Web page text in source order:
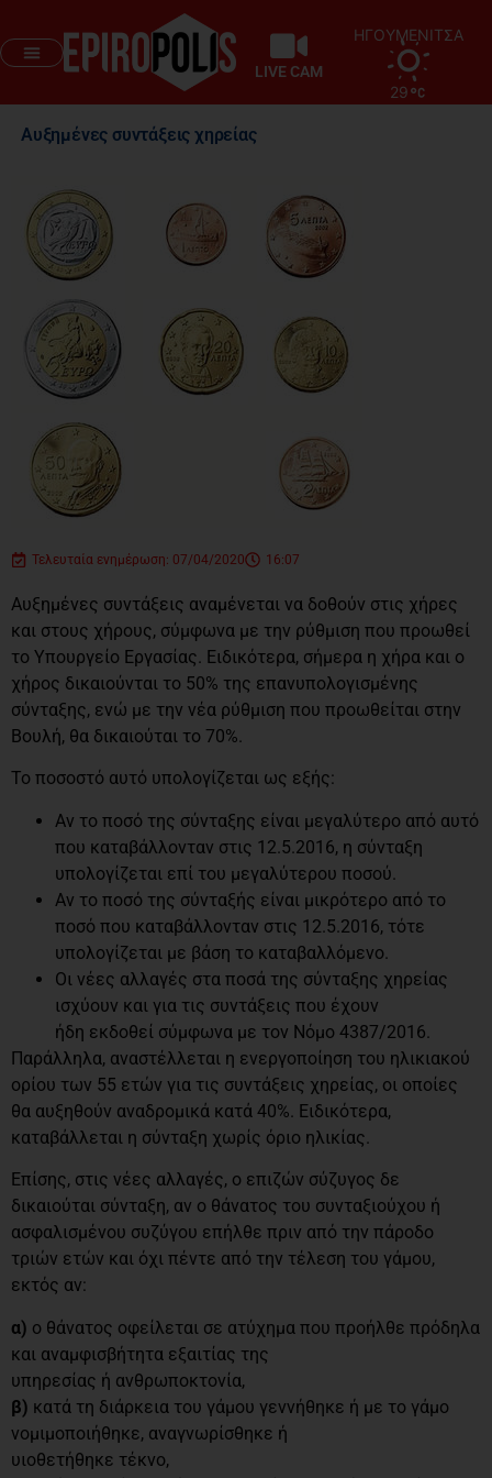
LIVE CAM
ΗΓΟΥΜΕΝΙΤΣΑ
29
Αυξημένες συντάξεις χηρείας
Τελευταία ενημέρωση: 07/04/2020 16:07
Αυξημένες συντάξεις αναμένεται να δοθούν στις χήρες
και στους χήρους, σύμφωνα με την ρύθμιση που προωθεί
το Υπουργείο Εργασίας. Ειδικότερα, σήμερα η χήρα και ο
χήρος δικαιούνται το 50% της επανυπολογισμένης
σύνταξης, ενώ με την νέα ρύθμιση που προωθείται στην
Βουλή, θα δικαιούται το 70%.
Το ποσοστό αυτό υπολογίζεται ως εξής:
Αν το ποσό της σύνταξης είναι μεγαλύτερο από αυτό
που καταβάλλονταν στις 12.5.2016, η σύνταξη
υπολογίζεται επί του μεγαλύτερου ποσού.
Αν το ποσό της σύνταξής είναι μικρότερο από το
ποσό που καταβάλλονταν στις 12.5.2016, τότε
υπολογίζεται με βάση το καταβαλλόμενο.
Οι νέες αλλαγές στα ποσά της σύνταξης χηρείας
ισχύουν και για τις συντάξεις που έχουν
ήδη εκδοθεί σύμφωνα με τον Νόμο 4387/2016.
Παράλληλα, αναστέλλεται η ενεργοποίηση του ηλικιακού
ορίου των 55 ετών για τις συντάξεις χηρείας, οι οποίες
θα αυξηθούν αναδρομικά κατά 40%. Ειδικότερα,
καταβάλλεται η σύνταξη χωρίς όριο ηλικίας.
Επίσης, στις νέες αλλαγές, ο επιζών σύζυγος δε
δικαιούται σύνταξη, αν ο θάνατος του συνταξιούχου ή
ασφαλισμένου συζύγου επήλθε πριν από την πάροδο
τριών ετών και όχι πέντε από την τέλεση του γάμου,
εκτός αν:
α) ο θάνατος οφείλεται σε ατύχημα που προήλθε πρόδηλα
και αναμφισβήτητα εξαιτίας της
υπηρεσίας ή ανθρωποκτονία,
β) κατά τη διάρκεια του γάμου γεννήθηκε ή με το γάμο
νομιμοποιήθηκε, αναγνωρίσθηκε ή
υιοθετήθηκε τέκνο,